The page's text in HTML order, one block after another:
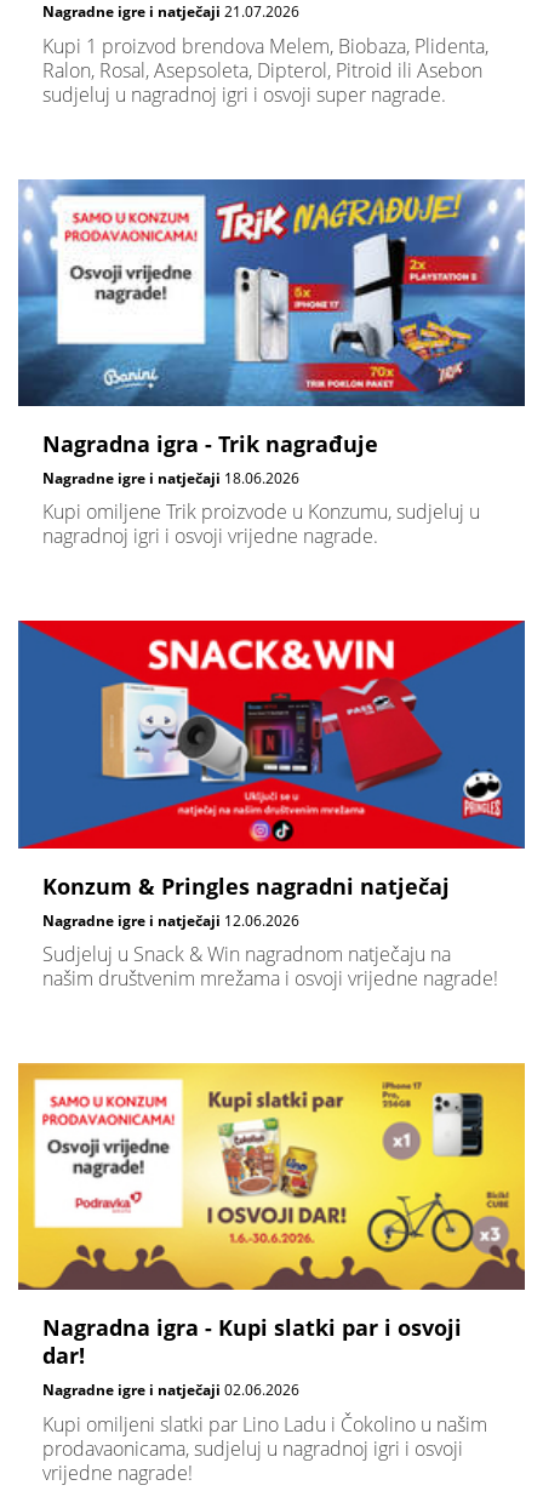
Nagradne igre i natječaji 21.07.2026
Kupi 1 proizvod brendova Melem, Biobaza, Plidenta,
Ralon, Rosal, Asepsoleta, Dipterol, Pitroid ili Asebon
sudjeluj u nagradnoj igri i osvoji super nagrade.
Nagradna igra - Trik nagrađuje
Nagradne igre i natječaji 18.06.2026
Kupi omiljene Trik proizvode u Konzumu, sudjeluj u
nagradnoj igri i osvoji vrijedne nagrade.
Konzum & Pringles nagradni natječaj
Nagradne igre i natječaji 12.06.2026
Sudjeluj u Snack & Win nagradnom natječaju na
našim društvenim mrežama i osvoji vrijedne nagrade!
Nagradna igra - Kupi slatki par i osvoji
dar!
Nagradne igre i natječaji 02.06.2026
Kupi omiljeni slatki par Lino Ladu i Čokolino u našim
prodavaonicama, sudjeluj u nagradnoj igri i osvoji
vrijedne nagrade!